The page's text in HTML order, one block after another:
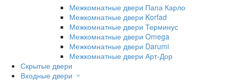
Межкомнатные двери Папа Карло
Межкомнатные двери Korfad
Межкомнатные двери Терминус
Межкомнатные двери Omega
Межкомнатные двери Darumi
Межкомнатные двери Арт-Дор
Скрытые двери
Входные двери